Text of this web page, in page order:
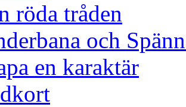
röda tråden
och
en karaktär